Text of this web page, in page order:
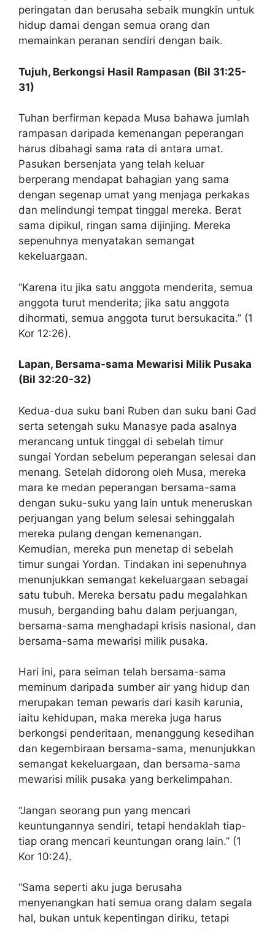
peringatan dan berusaha sebaik mungkin untuk
hidup damai dengan semua orang dan
memainkan peranan sendiri dengan baik.
Tujuh, Berkongsi Hasil Rampasan (Bil 31:25-
31)
Tuhan berfirman kepada Musa bahawa jumlah
rampasan daripada kemenangan peperangan
harus dibahagi sama rata di antara umat.
Pasukan bersenjata yang telah keluar
berperang mendapat bahagian yang sama
dengan segenap umat yang menjaga perkakas
dan melindungi tempat tinggal mereka. Berat
sama dipikul, ringan sama dijinjing. Mereka
sepenuhnya menyatakan semangat
kekeluargaan.
“Karena itu jika satu anggota menderita, semua
anggota turut menderita; jika satu anggota
dihormati, semua anggota turut bersukacita.” (1
Kor 12:26).
Lapan, Bersama-sama Mewarisi Milik Pusaka
(Bil 32:20-32)
Kedua-dua suku bani Ruben dan suku bani Gad
serta setengah suku Manasye pada asalnya
merancang untuk tinggal di sebelah timur
sungai Yordan sebelum peperangan selesai dan
menang. Setelah didorong oleh Musa, mereka
mara ke medan peperangan bersama-sama
dengan suku-suku yang lain untuk meneruskan
perjuangan yang belum selesai sehinggalah
mereka pulang dengan kemenangan.
Kemudian, mereka pun menetap di sebelah
timur sungai Yordan. Tindakan ini sepenuhnya
menunjukkan semangat kekeluargaan sebagai
satu tubuh. Mereka bersatu padu megalahkan
musuh, berganding bahu dalam perjuangan,
bersama-sama menghadapi krisis nasional, dan
bersama-sama mewarisi milik pusaka.
Hari ini, para seiman telah bersama-sama
meminum daripada sumber air yang hidup dan
merupakan teman pewaris dari kasih karunia,
iaitu kehidupan, maka mereka juga harus
berkongsi penderitaan, menanggung kesedihan
dan kegembiraan bersama-sama, menunjukkan
semangat kekeluargaan, dan bersama-sama
mewarisi milik pusaka yang berkelimpahan.
“Jangan seorang pun yang mencari
keuntungannya sendiri, tetapi hendaklah tiap-
tiap orang mencari keuntungan orang lain.” (1
Kor 10:24).
“Sama seperti aku juga berusaha
menyenangkan hati semua orang dalam segala
hal, bukan untuk kepentingan diriku, tetapi